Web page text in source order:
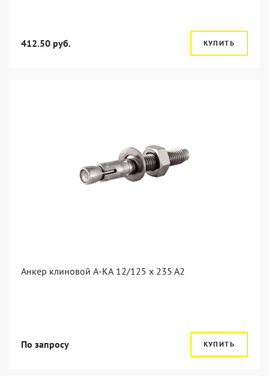
412.50 руб. КУПИТЬ
Анкер клиновой А-КА 12/125 x 235 A2
По запросу КУПИТЬ